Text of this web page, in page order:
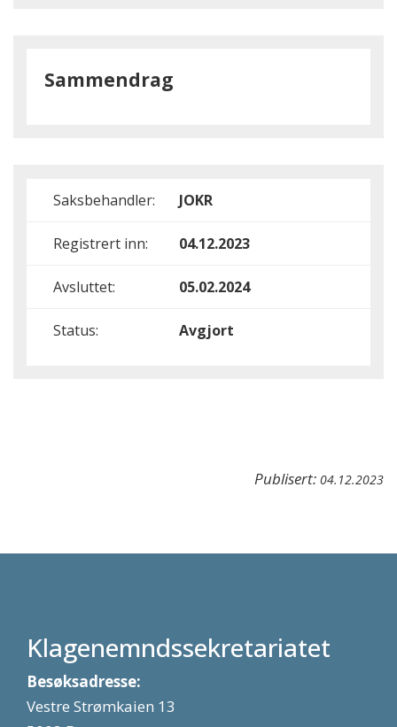
Sammendrag
Saksbehandler: JOKR
Registrert inn: 04.12.2023
Avsluttet: 05.02.2024
Status: Avgjort
Publisert: 04.12.2023
Klagenemndssekretariatet
Besøksadresse:
Vestre Strømkaien 13